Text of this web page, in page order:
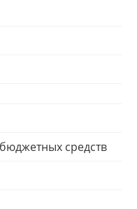
средств